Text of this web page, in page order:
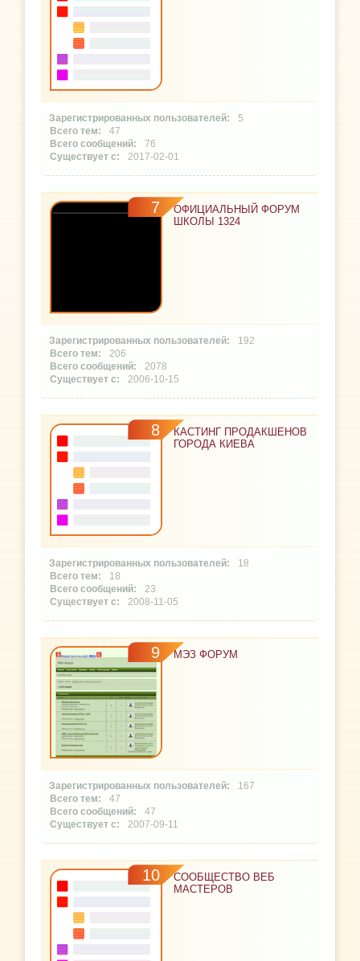
5
47
76
2017-02-01
7
ОФИЦИАЛЬНЫЙ ФОРУМ
ШКОЛЫ 1324
192
206
2078
2006-10-15
8
КАСТИНГ ПРОДАКШЕНОВ
ГОРОДА КИЕВА
18
18
23
2008-11-05
9 МЭЗ ФОРУМ
167
47
47
2007-09-11
10
СООБЩЕСТВО ВЕБ
МАСТЕРОВ